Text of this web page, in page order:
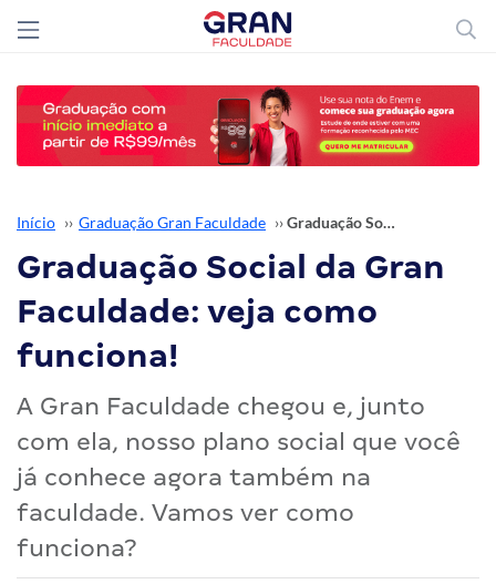
Início ›› Graduação Gran Faculdade ›› Graduação Social da Gran Faculdade: veja como funciona!
Graduação Social da Gran
Faculdade: veja como
funciona!
A Gran Faculdade chegou e, junto
com ela, nosso plano social que você
já conhece agora também na
faculdade. Vamos ver como
funciona?